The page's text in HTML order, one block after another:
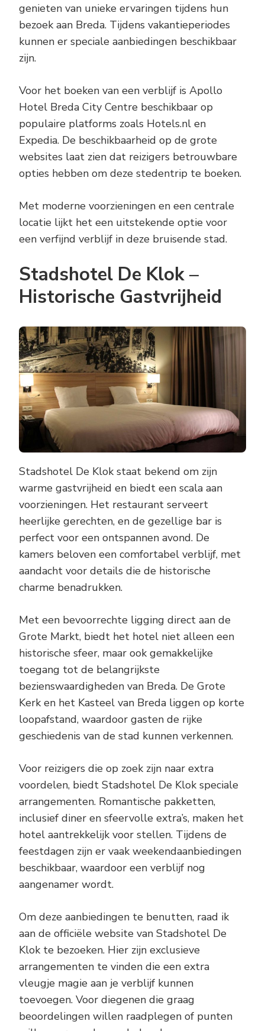
genieten van unieke ervaringen tijdens hun
bezoek aan Breda. Tijdens vakantieperiodes
kunnen er speciale aanbiedingen beschikbaar
zijn.
Voor het boeken van een verblijf is Apollo
Hotel Breda City Centre beschikbaar op
populaire platforms zoals Hotels.nl en
Expedia. De beschikbaarheid op de grote
websites laat zien dat reizigers betrouwbare
opties hebben om deze stedentrip te boeken.
Met moderne voorzieningen en een centrale
locatie lijkt het een uitstekende optie voor
een verfijnd verblijf in deze bruisende stad.
Stadshotel De Klok –
Historische Gastvrijheid
Stadshotel De Klok staat bekend om zijn
warme gastvrijheid en biedt een scala aan
voorzieningen. Het restaurant serveert
heerlijke gerechten, en de gezellige bar is
perfect voor een ontspannen avond. De
kamers beloven een comfortabel verblijf, met
aandacht voor details die de historische
charme benadrukken.
Met een bevoorrechte ligging direct aan de
Grote Markt, biedt het hotel niet alleen een
historische sfeer, maar ook gemakkelijke
toegang tot de belangrijkste
bezienswaardigheden van Breda. De Grote
Kerk en het Kasteel van Breda liggen op korte
loopafstand, waardoor gasten de rijke
geschiedenis van de stad kunnen verkennen.
Voor reizigers die op zoek zijn naar extra
voordelen, biedt Stadshotel De Klok speciale
arrangementen. Romantische pakketten,
inclusief diner en sfeervolle extra’s, maken het
hotel aantrekkelijk voor stellen. Tijdens de
feestdagen zijn er vaak weekendaanbiedingen
beschikbaar, waardoor een verblijf nog
aangenamer wordt.
Om deze aanbiedingen te benutten, raad ik
aan de officiële website van Stadshotel De
Klok te bezoeken. Hier zijn exclusieve
arrangementen te vinden die een extra
vleugje magie aan je verblijf kunnen
toevoegen. Voor diegenen die graag
beoordelingen willen raadplegen of punten